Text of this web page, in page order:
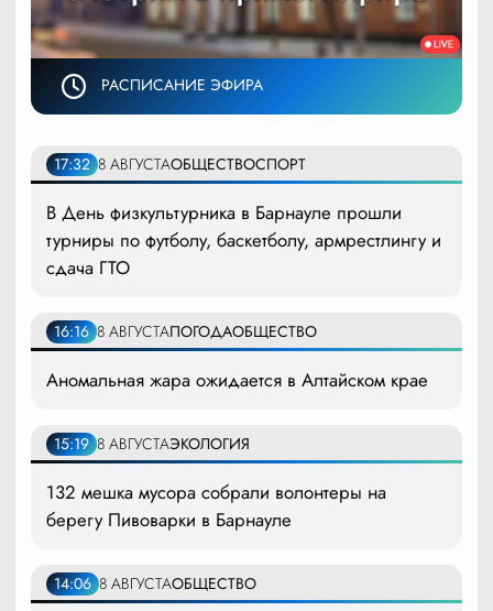
РАСПИСАНИЕ ЭФИРА
17:32 8 АВГУСТАОБЩЕСТВОСПОРТ
В День физкультурника в Барнауле прошли
турниры по футболу, баскетболу, армрестлингу и
сдача ГТО
16:16 8 АВГУСТАПОГОДАОБЩЕСТВО
Аномальная жара ожидается в Алтайском крае
15:19 8 АВГУСТАЭКОЛОГИЯ
132 мешка мусора собрали волонтеры на
берегу Пивоварки в Барнауле
14:06 8 АВГУСТАОБЩЕСТВО